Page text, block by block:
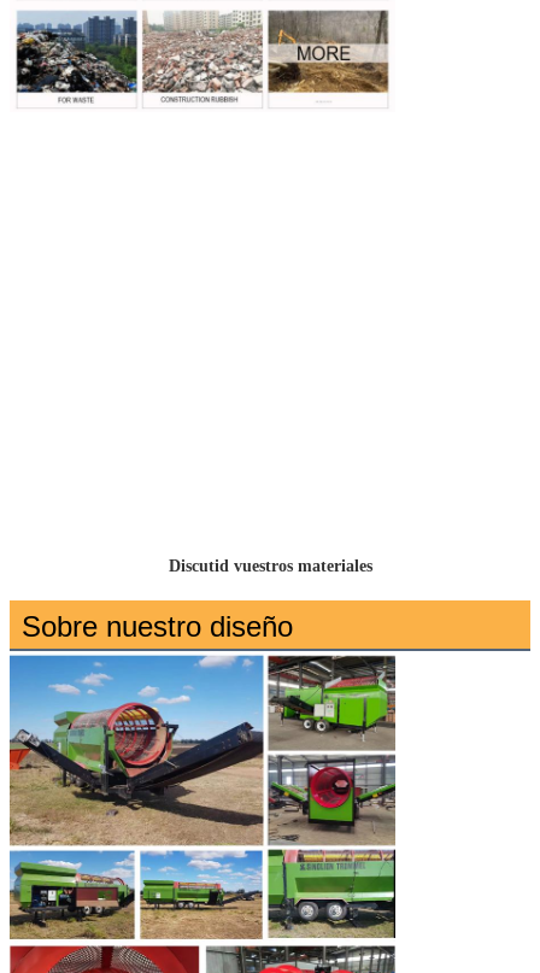
Discutid vuestros materiales
Sobre nuestro diseño